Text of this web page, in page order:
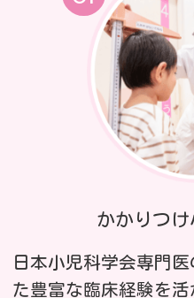
かかりつ
日本小児科学会専門
た豊富な臨床経験を